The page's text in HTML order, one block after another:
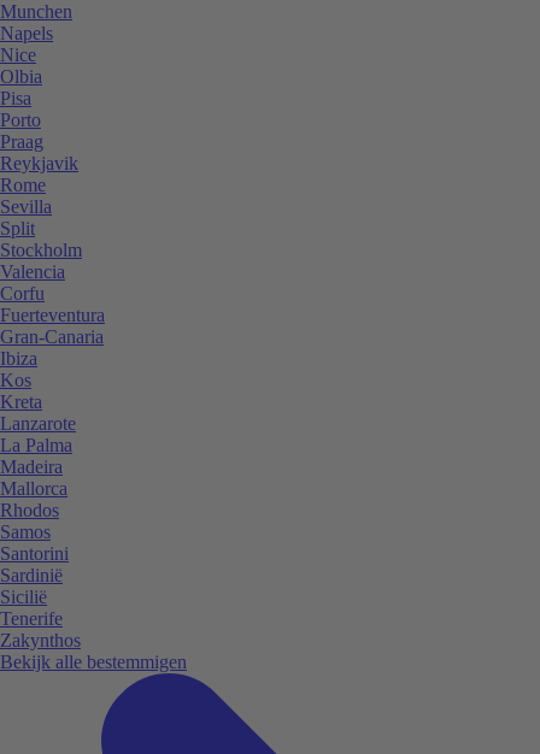
Munchen
Napels
Nice
Olbia
Pisa
Porto
Praag
Reykjavik
Rome
Sevilla
Split
Stockholm
Valencia
Corfu
Fuerteventura
Gran-Canaria
Ibiza
Kos
Kreta
Lanzarote
La Palma
Madeira
Mallorca
Rhodos
Samos
Santorini
Sardinië
Sicilië
Tenerife
Zakynthos
Bekijk alle bestemmigen